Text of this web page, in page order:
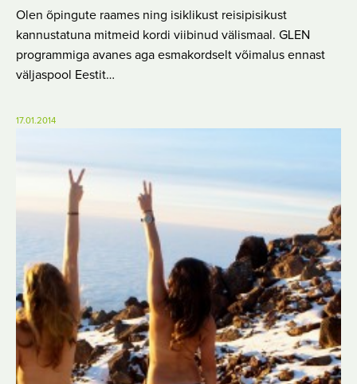
Olen õpingute raames ning isiklikust reisipisikust
kannustatuna mitmeid kordi viibinud välismaal. GLEN
programmiga avanes aga esmakordselt võimalus ennast
väljaspool Eestit…
17.01.2014